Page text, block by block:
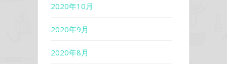
2020年10月
2020年9月
2020年8月